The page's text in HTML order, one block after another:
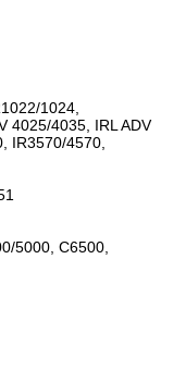
1024,
4025/4035, IRL ADV
IR3570/4570,
5000, C6500,